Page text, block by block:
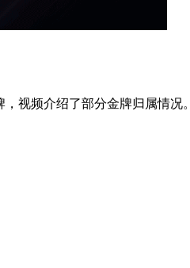
视频介绍了部分金牌归属情况。